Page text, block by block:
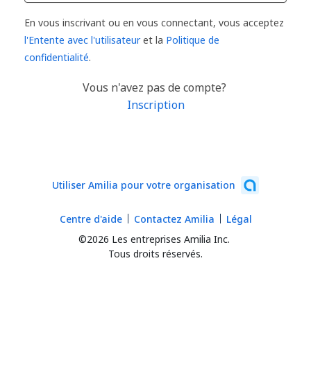
En vous inscrivant ou en vous connectant, vous acceptez
l'Entente avec l'utilisateuret la Politique de
confidentialité.
Vous n'avez pas de compte?
Inscription
Utiliser Amilia pour votre organisation
©2026 Les entreprises Amilia Inc.
Tous droits réservés.
Centre d'aide Contactez Amilia Légal